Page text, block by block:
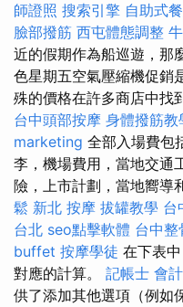
師證照 搜索引擎 自助式
臉部撥筋 西屯體態調整
近的假期作為船巡遊，那
色星期五空氣壓縮機促銷
殊的價格在許多商店中找
台中頭部按摩 身體撥筋教
marketing 全部入場費包
李，機場費用，當地交通
險，上市計劃，當地嚮導
鬆 新北 按摩 拔罐教學 台
台北 seo點擊軟體 台中整
buffet 按摩學徒 在下表
對應的計算。 記帳士 會
供了添加其他選項（例如